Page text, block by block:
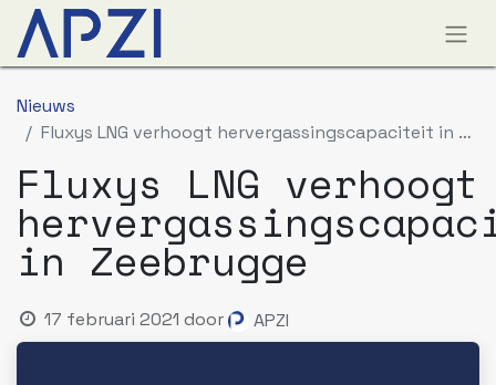
Nieuws
Fluxys LNG verhoogt hervergassingscapaciteit in Zeebrugge
Fluxys LNG verhoogt
in Zeebrugge
17 februari 2021 door APZI